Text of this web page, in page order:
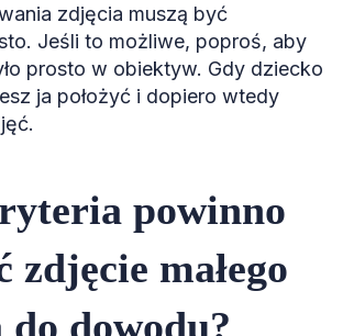
zdjęcia muszą być
Jeśli to możliwe, poproś, aby
prosto w obiektyw. Gdy dziecko
ja położyć i dopiero wtedy
powinno
zdjęcie małego
do dowodu?